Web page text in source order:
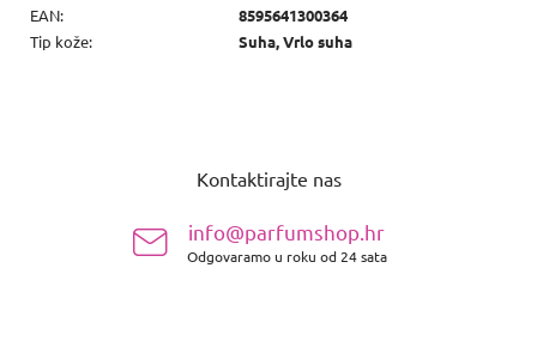
EAN:
8595641300364
Tip kože: Suha, Vrlo suha
Kontaktirajte nas
info@parfumshop.hr
Odgovaramo u roku od 24 sata